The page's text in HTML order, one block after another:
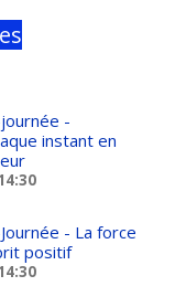
-
instant en
- La force
positif